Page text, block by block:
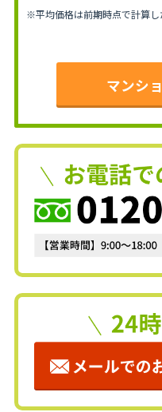
※平均価格は前期時点で計算し
マンシ